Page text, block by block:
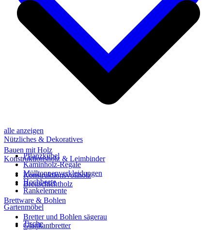
alle anzeigen
Nützliches & Dekoratives
Pflanzkübel
Kaminholz-Regale
Mülltonnenverkleidungen
Hochbeete
Rankelemente
Gartenmöbel
Tische
Bauen mit Holz
Konstruktionsholz & Leimbinder
Konstruktionsvollholz
Brettschichtholz
Brettware & Bohlen
Bretter und Bohlen sägerau
Glattkantbretter